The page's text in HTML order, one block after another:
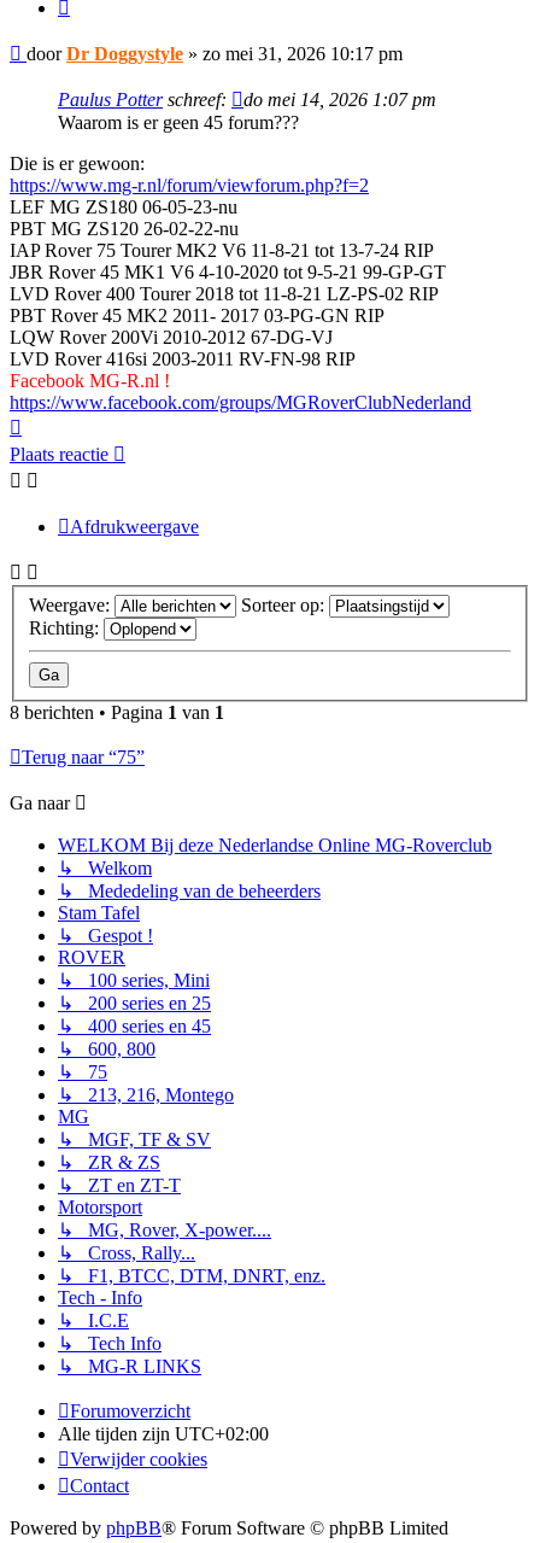
Bericht
doorDr Doggystyle » zo mei 31, 2026 10:17 pm
Paulus Potterschreef:
do mei 14, 2026 1:07 pm
Waarom is er geen 45 forum???
Die is er gewoon:
https://www.mg-r.nl/forum/viewforum.php?f=2
LEF MG ZS180 06-05-23-nu
PBT MG ZS120 26-02-22-nu
IAP Rover 75 Tourer MK2 V6 11-8-21 tot 13-7-24 RIP
JBR Rover 45 MK1 V6 4-10-2020 tot 9-5-21 99-GP-GT
LVD Rover 400 Tourer 2018 tot 11-8-21 LZ-PS-02 RIP
PBT Rover 45 MK2 2011- 2017 03-PG-GN RIP
LQW Rover 200Vi 2010-2012 67-DG-VJ
LVD Rover 416si 2003-2011 RV-FN-98 RIP
Facebook MG-R.nl !
https://www.facebook.com/groups/MGRoverClubNederland
Plaats reactie
Afdrukweergave
Weergave:
Sorteer op:
Richting:
8 berichten • Pagina 1 van 1
Terug naar “75”
Ga naar
WELKOM Bij deze Nederlandse Online MG-Roverclub
↳ Welkom
↳ Mededeling van de beheerders
Stam Tafel
↳ Gespot !
ROVER
↳ 100 series, Mini
↳ 200 series en 25
↳ 400 series en 45
↳ 600, 800
↳ 75
↳ 213, 216, Montego
MG
↳ MGF, TF & SV
↳ ZR & ZS
↳ ZT en ZT-T
Motorsport
↳ MG, Rover, X-power....
↳ Cross, Rally...
↳ F1, BTCC, DTM, DNRT, enz.
Tech - Info
↳ I.C.E
↳ Tech Info
↳ MG-R LINKS
Forumoverzicht
Alle tijden zijn UTC+02:00
Verwijder cookies
Contact
Powered by phpBB® Forum Software © phpBB Limited